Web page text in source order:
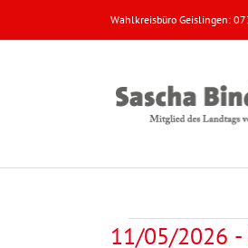
Wahlkreisbüro Geislingen:
11/05/2026 -